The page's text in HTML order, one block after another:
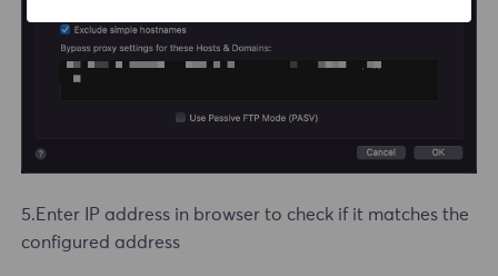
5.Enter IP address in browser to check if it matches the
configured address